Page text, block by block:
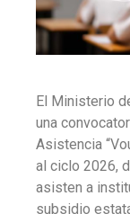
El Ministerio
una
Asistencia
al ciclo 2026,
asisten a
subsidio